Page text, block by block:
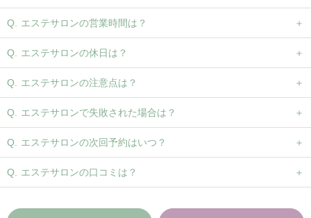
エステサロンの営業時間は？
エステサロンの休日は？
エステサロンの注意点は？
エステサロンで失敗された場合は？
エステサロンの次回予約はいつ？
エステサロンの口コミは？